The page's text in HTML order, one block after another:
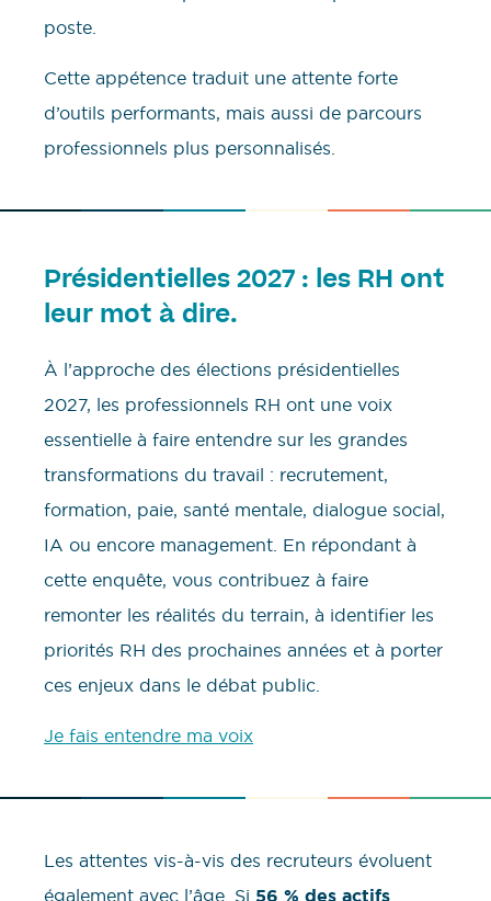
poste.
Cette appétence traduit une attente forte
d’outils performants, mais aussi de parcours
professionnels plus personnalisés.
Présidentielles 2027 : les RH ont
leur mot à dire.
À l’approche des élections présidentielles
2027, les professionnels RH ont une voix
essentielle à faire entendre sur les grandes
transformations du travail : recrutement,
formation, paie, santé mentale, dialogue social,
IA ou encore management. En répondant à
cette enquête, vous contribuez à faire
remonter les réalités du terrain, à identifier les
priorités RH des prochaines années et à porter
ces enjeux dans le débat public.
Je fais entendre ma voix
Les attentes vis-à-vis des recruteurs évoluent
également avec l’âge. Si